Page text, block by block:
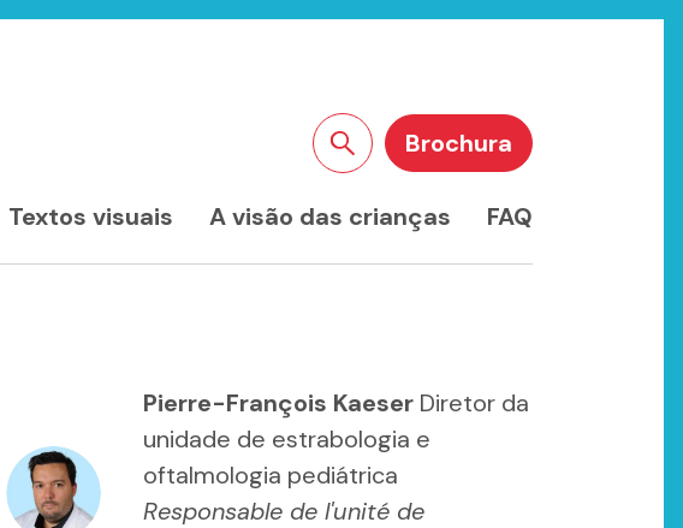
Textos visuais A visão das crianças FAQ
Pesquisar no site
Brochura
Pierre-François Kaeser Diretor da
unidade de estrabologia e
oftalmologia pediátrica
Responsable de l'unité de